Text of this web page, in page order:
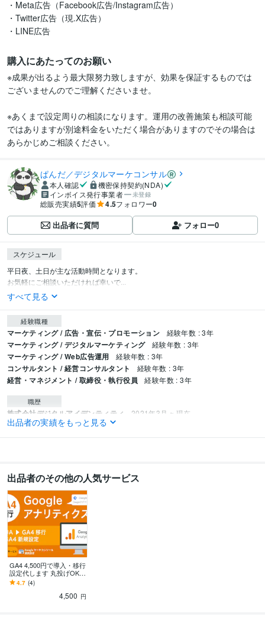
・Meta広告（Facebook広告/Instagram広告）
・Twitter広告（現.X広告）
購入にあたってのお願い
※成果が出るよう最大限努力致しますが、効果を保証するものでは
ございませんのでご理解くださいませ。
※あくまで設定周りの相談になります。運用の改善施策も相談可能
ではありますが別途料金をいただく場合がありますのでその場合は
あらかじめご相談ください。
ぱんだ／デジタルマーケコンサル
本人確認
機密保持契約(NDA)
インボイス発行事業者
未登録
総販売実績5評価 4.5フォロワー0
出品者に質問 フォロー0
スケジュール
平日夜、土日が主な活動時間となります。
お気軽にご相談いただければ幸いで...
すべて見る
経験職種
マーケティング / 広告・宣伝・プロモーション 経験年数 : 3年
マーケティング / デジタルマーケティング 経験年数 : 3年
マーケティング / Web広告運用 経験年数 : 3年
コンサルタント / 経営コンサルタント 経験年数 : 3年
経営・マネジメント / 取締役・執行役員 経験年数 : 3年
職歴
株式会社デジタルアイデンティティ 2021年3月 ~ 現在
株式会社バーチャルネットサポート
ビジネス・クリエイティブツール
Google Analytics:3年Google Search Console:3年
Google Tag Manager:3年
その他ツール
Google広告:3年Yahoo!広告:3年
Twitter広告:3年TikTok広告:2年
得意分野
集客・マーケティング相談
出品者の実績をもっと見る
出品者のその他の人気サービス
GA4 4,500円で導入・移行
設定代します 丸投げOK！
貴社サイトに合ったGA4
設定を支援いたします。
4.7 (4)
4,500 円